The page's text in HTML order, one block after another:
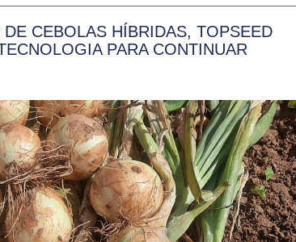
CEBOLAS HÍBRIDAS, TOPSEED
PARA CONTINUAR